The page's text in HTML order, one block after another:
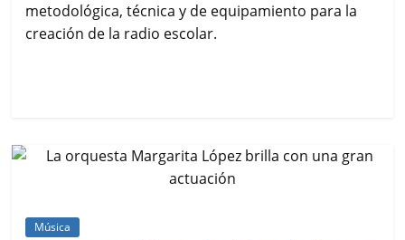
metodológica, técnica y de equipamiento para la
creación de la radio escolar.
Música